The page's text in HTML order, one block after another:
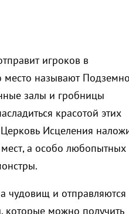
игроков в
называют
залы и гробницы
красотой этих
Исцеления
а особо любопытных
чудовищ и отправляются
которые можно получить